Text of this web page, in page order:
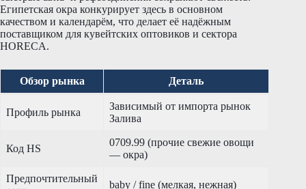
Египетская окра конкурирует здесь в основном
качеством и календарём, что делает её надёжным
поставщиком для кувейтских оптовиков и сектора
HORECA.
Обзор рынка Деталь
Профиль рынка
Зависимый от импорта рынок
Залива
Код HS
0709.99 (прочие свежие овощи
— окра)
Предпочтительный
baby / fine (мелкая, нежная)